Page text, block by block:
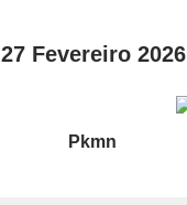
27 Fevereiro 2026
Pkmn